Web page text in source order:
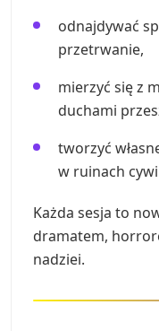
odnajdywać
przetrwanie,
mierzyć się z
duchami
tworzyć
w ruinach
Każda sesja to
dramatem,
nadziei.